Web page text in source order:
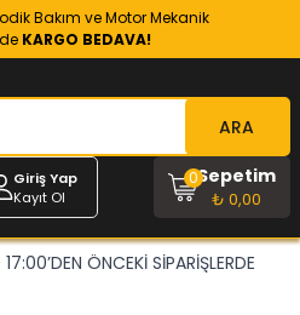
Bakım ve Motor Mekanik
KARGO BEDAVA!
ARA
Giriş Yap
Kayıt Ol
Sepetim
₺ 0,00
0
ÖNCEKİ SİPARİŞLERDE